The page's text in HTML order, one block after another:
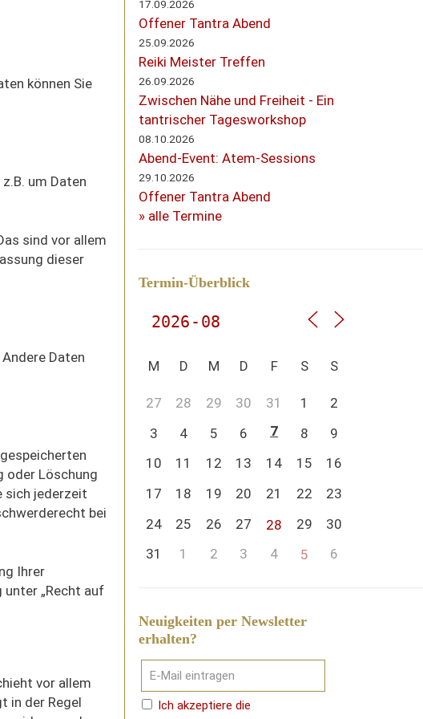
können Sie
um Daten
sind vor allem
dieser
Daten
oder Löschung
sich jederzeit
bei
Ihrer
unter „Recht auf
vor allem
in der Regel
17.09.2026
Offener Tantra Abend
25.09.2026
Reiki Meister Treffen
26.09.2026
Zwischen Nähe und Freiheit - Ein
tantrischer Tagesworkshop
08.10.2026
Abend-Event: Atem-Sessions
29.10.2026
Offener Tantra Abend
» alle Termine
Termin-Überblick
M D M D F S S
27 28 29 30 31 1
2
3
4 5 6 7 8
9
10
11 12 13 14 15
16
17
18 19 20 21 22
23
24
25 26 27 28 29
30
31
1 2 3 4 5 6
Neuigkeiten per Newsletter
erhalten?
Ich akzeptiere die